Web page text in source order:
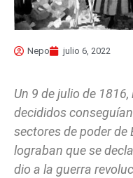
Nepo julio 6, 2022
Un 9 de julio de
decididos
sectores de poder de
lograban que se
dio a la guerra